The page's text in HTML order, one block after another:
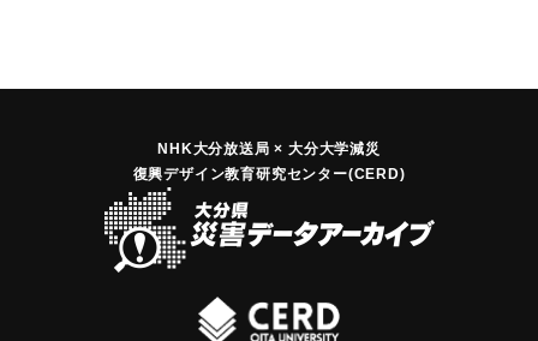
NHK大分放送局 × 大分大学減災
復興デザイン教育研究センター(CERD)